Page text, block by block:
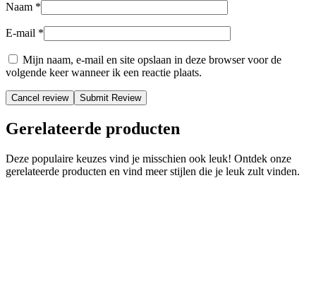
Naam *
E-mail *
Mijn naam, e-mail en site opslaan in deze browser voor de
volgende keer wanneer ik een reactie plaats.
Cancel review
Gerelateerde producten
Deze populaire keuzes vind je misschien ook leuk! Ontdek onze
gerelateerde producten en vind meer stijlen die je leuk zult vinden.